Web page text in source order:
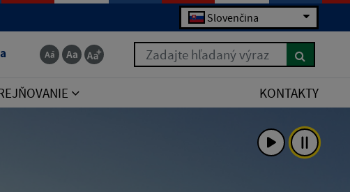
Slovenčina
Zadajte hľadaný výraz
KONTAKTY